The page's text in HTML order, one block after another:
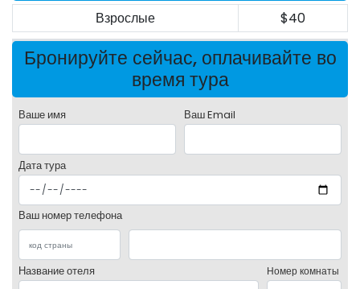
Взрослые $40
Бронируйте сейчас, оплачивайте во
время тура
Ваше имя Ваш Email
Дата тура
Ваш номер телефона
Название отеля Номер комнаты